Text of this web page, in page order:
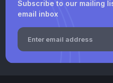
Subscribe to our mailing
email inbox